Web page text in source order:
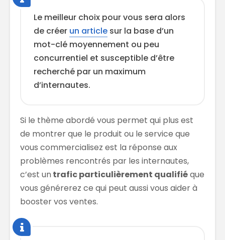
Le meilleur choix pour vous sera alors
de créer un article sur la base d’un
mot-clé moyennement ou peu
concurrentiel et susceptible d’être
recherché par un maximum
d’internautes.
Si le thème abordé vous permet qui plus est
de montrer que le produit ou le service que
vous commercialisez est la réponse aux
problèmes rencontrés par les internautes,
c’est un trafic particulièrement qualifiéque
vous générerez ce qui peut aussi vous aider à
booster vos ventes.